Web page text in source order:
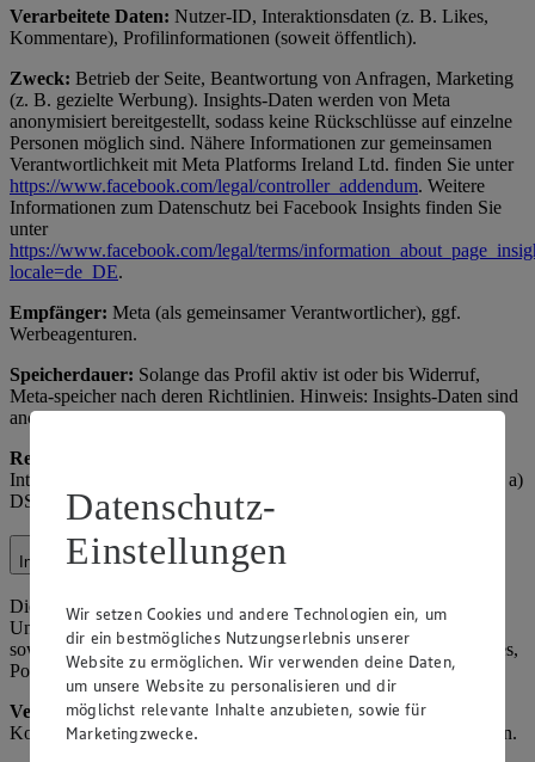
Verarbeitete Daten: Nutzer-ID, Interaktionsdaten (z. B. Likes,
Kommentare), Profilinformationen (soweit öffentlich).
Zweck: Betrieb der Seite, Beantwortung von Anfragen, Marketing
(z. B. gezielte Werbung). Insights-Daten werden von Meta
anonymisiert bereitgestellt, sodass keine Rückschlüsse auf einzelne
Personen möglich sind. Nähere Informationen zur gemeinsamen
Verantwortlichkeit mit Meta Platforms Ireland Ltd. finden Sie unter
https://www.facebook.com/legal/controller_addendum. Weitere
Informationen zum Datenschutz bei Facebook Insights finden Sie
unter
https://www.facebook.com/legal/terms/
locale=de_DE.
Empfänger: Meta (als gemeinsamer Verantwortlicher), ggf.
Werbeagenturen.
Speicherdauer: Solange das Profil aktiv ist oder bis Widerruf,
Meta-speicher nach deren Richtlinien. Hinweis: Insights-Daten sind
anonymisiert.
Rechtsgrundlage:
Interesse an Social-Media-Präsenz); für Werbung Art. 6 Abs. 1 lit. a)
DSGVO (Einwilligung über Facebook-Einstellungen).
Instagram
Die Verarbeitung im Kontext von Instagram (z. B.
Unternehmensprofil, Werbung) umfasst Interaktionen mit Nutzern
sowie die Veröffentlichung und Analyse von Inhalten (z. B. Stories,
Posts).
Verarbeitete Daten:Nutzer-ID, Interaktionsdaten (z. B. Likes,
Kommentare), Profilinformationen (soweit öffentlich), Inhaltsdaten.
Datenschutz-
Einstellungen
Wir setzen Cookies und andere Technologien ein, um
dir ein bestmögliches Nutzungserlebnis unserer
Website zu ermöglichen. Wir verwenden deine Daten,
um unsere Website zu personalisieren und dir
möglichst relevante Inhalte anzubieten, sowie für
Marketingzwecke.